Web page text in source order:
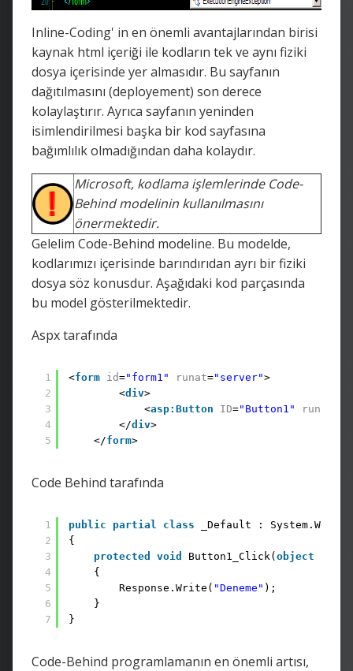
Inline-Coding' in en önemli avantajlarından birisi
kaynak html içeriği ile kodların tek ve aynı fiziki
dosya içerisinde yer almasıdır. Bu sayfanın
dağıtılmasını (deployement) son derece
kolaylaştırır. Ayrıca sayfanın yeninden
isimlendirilmesi başka bir kod sayfasına
bağımlılık olmadığından daha kolaydır.
Microsoft, kodlama işlemlerinde Code-
Behind modelinin kullanılmasını
önermektedir.
Gelelim Code-Behind modeline. Bu modelde,
kodlarımızı içerisinde barındırıdan ayrı bir fiziki
dosya söz konusdur. Aşağıdaki kod parçasında
bu model gösterilmektedir.
Aspx tarafında
1
2
3
4
5
<form id="form1" runat="server">
<div>
<asp:Button ID="Button1" runat
</div>
</form>
Code Behind tarafında
1
2
3
4
5
6
7
public partial class
_Default :
{
protected
void Button1_Click( object
{
Response.Write( "Deneme" );
}
}
Code-Behind programlamanın en önemli artısı,